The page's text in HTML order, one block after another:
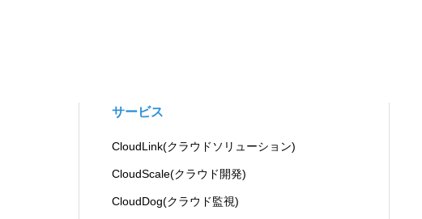
サービス
CloudLink(クラウドソリューション)
CloudScale(クラウド開発)
CloudDog(クラウド監視)